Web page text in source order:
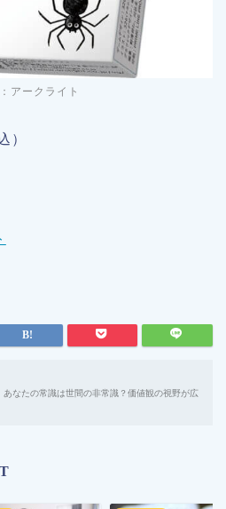
アークライト
）
あなたの常識は世間の非常識？価値観の視野が広